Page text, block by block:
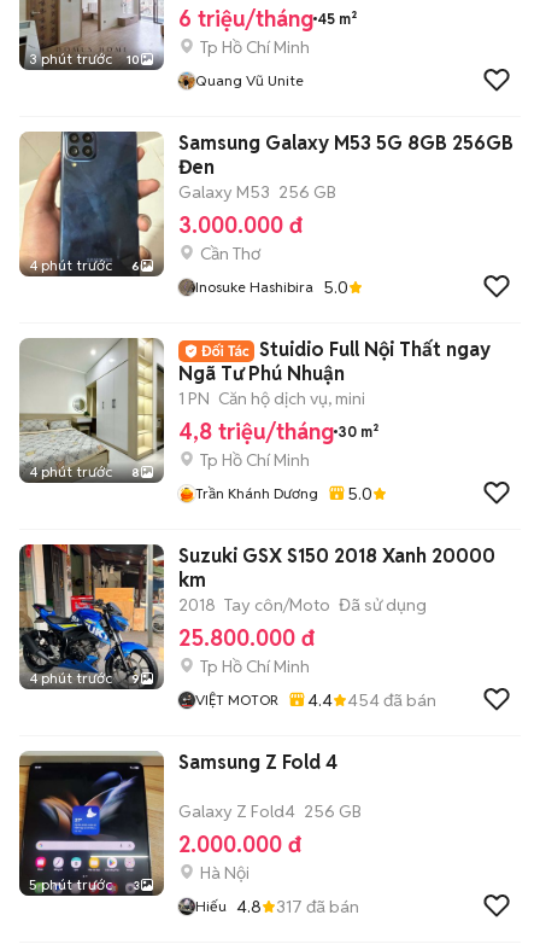
3 phút trước 10
6 triệu/tháng 45 m²
Tp Hồ Chí Minh
Quang Vũ Unite
4 phút trước 6
Samsung Galaxy M53 5G 8GB 256GB
Đen
Galaxy M53 256 GB
3.000.000 đ
Cần Thơ
Inosuke Hashibira 5.0
4 phút trước 8
Stuidio Full Nội Thất ngay
Ngã Tư Phú Nhuận
1 PN Căn hộ dịch vụ, mini
4,8 triệu/tháng 30 m²
Tp Hồ Chí Minh
Trần Khánh Dương 5.0
4 phút trước 9
Suzuki GSX S150 2018 Xanh 20000
km
2018 Tay côn/Moto Đã sử dụng
25.800.000 đ
Tp Hồ Chí Minh
VIỆT MOTOR 4.4 454đã bán
5 phút trước 3
Samsung Z Fold 4
Galaxy Z Fold4 256 GB
2.000.000 đ
Hà Nội
Hiếu 4.8 317 đã bán